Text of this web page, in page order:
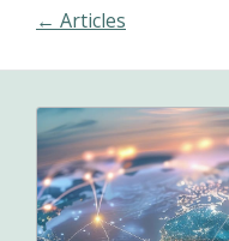
← Articles